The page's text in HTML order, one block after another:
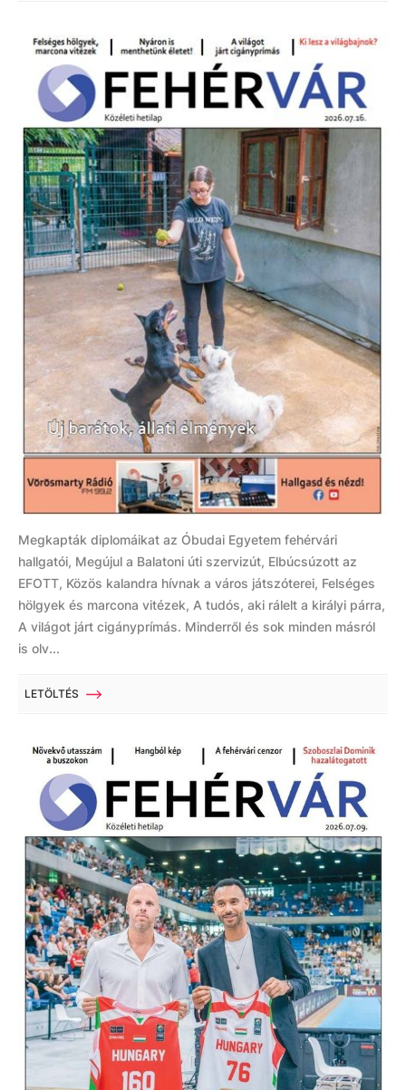
Megkapták diplomáikat az Óbudai Egyetem fehérvári
hallgatói, Megújul a Balatoni úti szervizút, Elbúcsúzott az
EFOTT, Közös kalandra hívnak a város játszóterei, Felséges
hölgyek és marcona vitézek, A tudós, aki rálelt a királyi párra,
A világot járt cigányprímás. Minderről és sok minden másról
is olv...
LETÖLTÉS